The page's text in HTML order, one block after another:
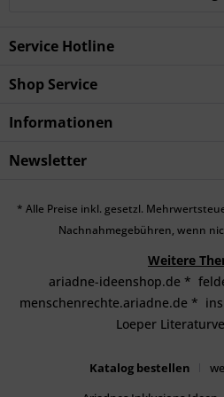
Service Hotline
Shop Service
Informationen
Newsletter
* Alle Preise inkl. gesetzl.
Nachnahmegebühren, wenn
Weitere
ariadne-ideenshop.de *
menschenrechte.ariadne.de *
Loeper
Katalog bestellen